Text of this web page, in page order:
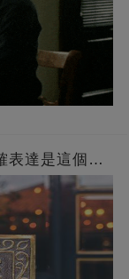
表達是這個…